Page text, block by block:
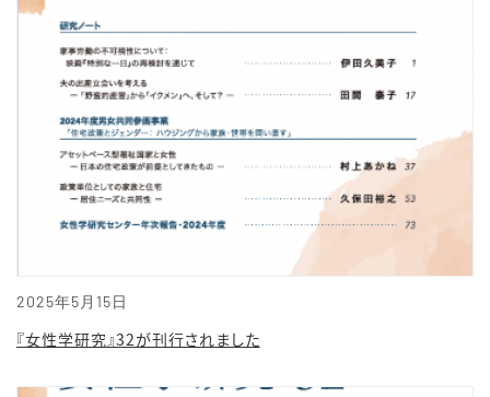
2025年5月15日
『女性学研究』32が刊行されました